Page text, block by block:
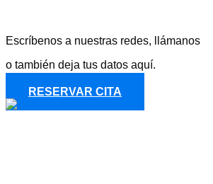
Escríbenos a nuestras redes, llámanos
o también deja tus datos aquí.
RESERVAR CITA